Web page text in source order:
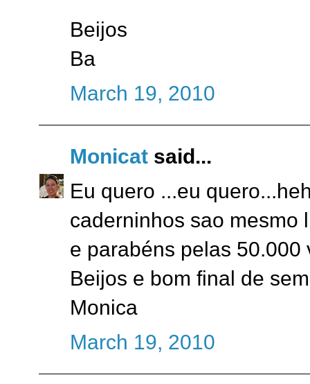
Beijos
Ba
March 19, 2010
Monicat said...
Eu quero ...eu
caderninhos sao mesmo
e parabéns pelas 50.000
Beijos e bom final de
Monica
March 19, 2010